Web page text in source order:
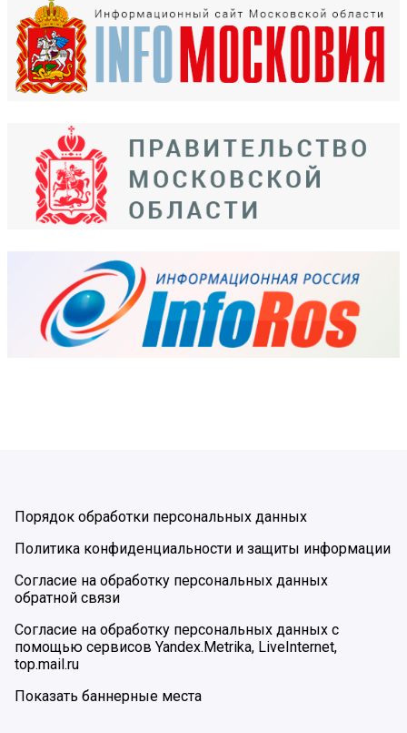
Порядок обработки персональных данных
Политика конфиденциальности и защиты информации
Согласие на обработку персональных данных
обратной связи
Согласие на обработку персональных данных с
помощью сервисов Yandex.Metrika, LiveInternet,
top.mail.ru
Показать баннерные места